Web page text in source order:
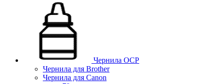
Чернила OCP
Чернила для Brother
Чернила для Canon